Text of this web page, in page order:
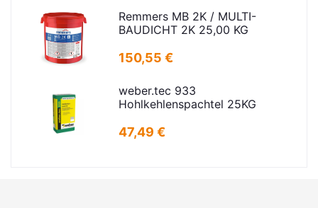
Remmers MB 2K / MULTI-
BAUDICHT 2K 25,00 KG
150,55 €
weber.tec 933
Hohlkehlenspachtel 25KG
47,49 €